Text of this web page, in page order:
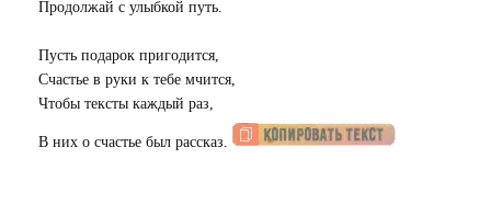
Продолжай с улыбкой путь.
Пусть подарок пригодится,
Счастье в руки к тебе мчится,
Чтобы тексты каждый раз,
В них о счастье был рассказ.